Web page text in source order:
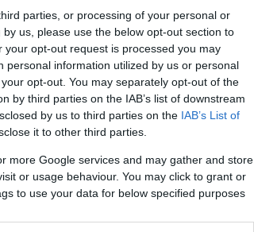
parties, or processing of your personal or
us, please use the below opt-out section to
opt-out request is processed you may
information utilized by us or personal
opt-out. You may separately opt-out of the
by third parties on the IAB’s list of downstream
by us to third parties on the IAB’s List of
it to other third parties.
more Google services and may gather and store
or usage behaviour. You may click to grant or
to use your data for below specified purposes